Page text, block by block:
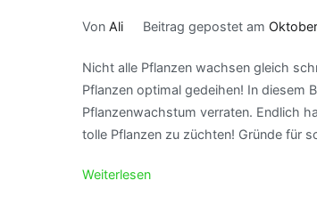
Von Ali Beitrag gepostet am
Nicht alle Pflanzen wachsen gleich
Pflanzen optimal gedeihen! In diesem
Pflanzenwachstum verraten. Endlich
tolle Pflanzen zu züchten! Gründe für
Weiterlesen